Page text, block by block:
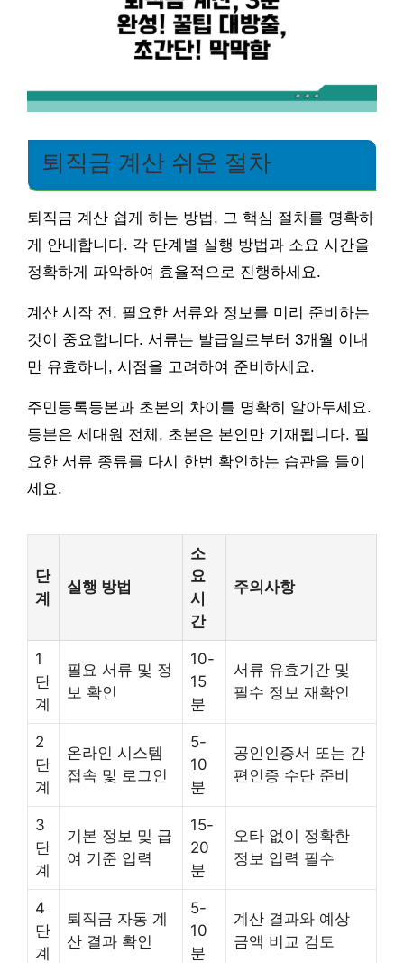
퇴직금 계산 쉬운 절차
퇴직금 계산 쉽게 하는 방법, 그 핵심 절차를 명확하
게 안내합니다. 각 단계별 실행 방법과 소요 시간을
정확하게 파악하여 효율적으로 진행하세요.
계산 시작 전, 필요한 서류와 정보를 미리 준비하는
것이 중요합니다. 서류는 발급일로부터 3개월 이내
만 유효하니, 시점을 고려하여 준비하세요.
주민등록등본과 초본의 차이를 명확히 알아두세요.
등본은 세대원 전체, 초본은 본인만 기재됩니다. 필
요한 서류 종류를 다시 한번 확인하는 습관을 들이
세요.
단
계
실행 방법
소
요
시
간
주의사항
1
단
계
필요 서류 및 정
보 확인
10-
15
분
서류 유효기간 및
필수 정보 재확인
2
단
계
온라인 시스템
접속 및 로그인
5-
10
분
공인인증서 또는 간
편인증 수단 준비
3
단
계
기본 정보 및 급
여 기준 입력
15-
20
분
오타 없이 정확한
정보 입력 필수
4
단
계
퇴직금 자동 계
산 결과 확인
5-
10
분
계산 결과와 예상
금액 비교 검토